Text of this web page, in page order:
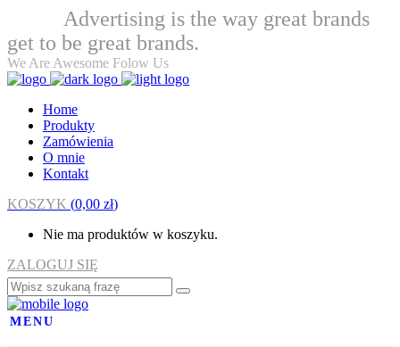
Advertising is the way great brands
get to be great brands.
We Are Awesome Folow Us
Home
Produkty
Zamówienia
O mnie
Kontakt
KOSZYK (0,00 zł)
Nie ma produktów w koszyku.
ZALOGUJ SIĘ
MENU